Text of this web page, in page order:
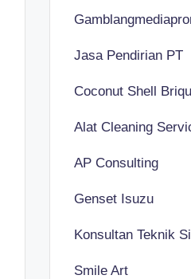
Jasa Pendirian PT
Coconut Shell
Alat Cleaning
AP Consulting
Genset Isuzu
Konsultan Teknik
Smile Art